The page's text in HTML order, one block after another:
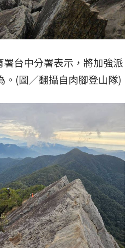
台中分署表示，將加強派
。(圖／翻攝自肉腳登山隊)